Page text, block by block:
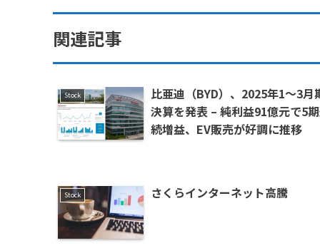
関連記事
Stock
比亜迪（BYD）、2025年1〜3月
決算を発表 – 純利益91億元で5
続増益、EV販売が好調に推移
Stock さくらインターネット高騰